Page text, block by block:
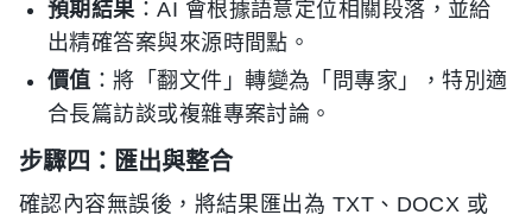
預期結果 ：AI 會根據語意定位相關段落，並給
出精確答案與來源時間點。
價值 ：將「翻文件」轉變為「問專家」，特別適
合長篇訪談或複雜專案討論。
步驟四：匯出與整合
確認內容無誤後，將結果匯出為 TXT、DOCX 或